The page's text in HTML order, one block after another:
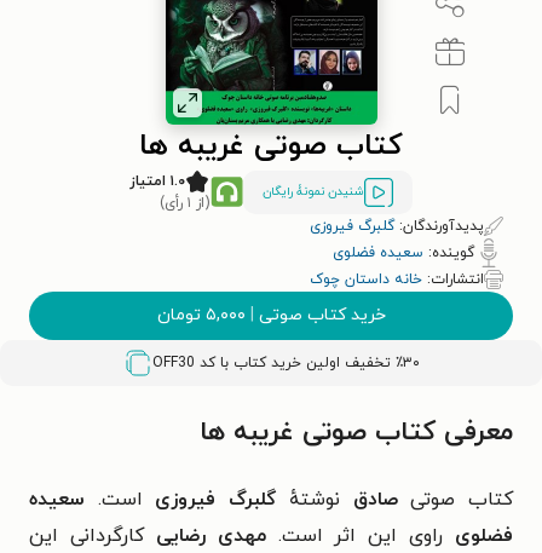
کتاب صوتی غریبه ها
شنیدن نمونۀ رایگان
۱.۰ امتیاز
(از ۱ رأی)
پدیدآورندگان:گلبرگ فیروزی
گوینده: سعیده فضلوی
انتشارات: خانه داستان چوک
خرید کتاب صوتی | ۵,۰۰۰ تومان
٪۳۰ تخفیف اولین خرید کتاب با کد OFF30
معرفی کتاب صوتی غریبه ها
کتاب صوتیصادق نوشتهٔ گلبرگ فیروزی است. سعیده
فضلوی راوی این اثر است.مهدی رضایی کارگردانی این